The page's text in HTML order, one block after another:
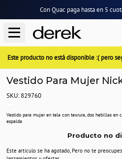
Con Quac paga hasta en 5
Este producto no está disponible :( pero
Vestido Para Mujer
SKU: 829760
Vestido para mujer en tela con texrura, dos hebillas en
espalda
Producto no
Este articulo se ha agotado, Pero no te